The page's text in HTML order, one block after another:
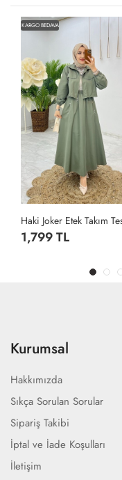
KARGO BEDAVA
1,799 TL
Kurumsal
Hakkımızda
Sıkça Sorulan Sorular
Sipariş Takibi
İptal ve İade Koşulları
İletişim